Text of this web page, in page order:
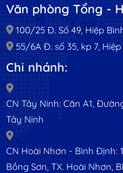
Văn phòng Tổng -
100/25 Đ. Số 49, Hiệp
55/6A Đ. số 35, kp 7,
Chi nhánh:
CN Tây Ninh: Căn A1,
Tây Ninh
CN Hoài Nhơn - Bình Định:
Bồng Sơn, TX. Hoài Nhơn,